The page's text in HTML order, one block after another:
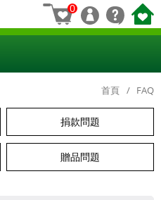
0
首頁 FAQ
捐款問題
贈品問題